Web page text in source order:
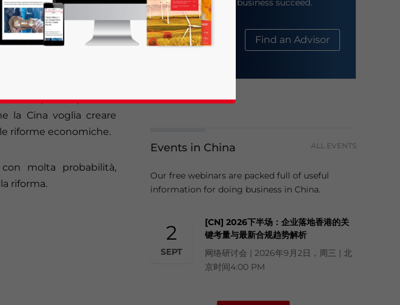
lo scorso 12
Bohai (Tianjin, Pechino
Pearl River delta (nel
del paese: pratiche
la Cina voglia creare
riforme economiche.
molta probabilità,
riforma.
help your business succeed.
About Us Find an Advisor
Events in China ALL EVENTS
Our free webinars are packed full of useful
information for doing business in China.
2
SEPT
[CN] 2026下半场：企业落地香港的关
键考量与最新合规趋势解析
网络研讨会 | 2026年9月2日，周三 | 北
京时间4:00 PM
Statement for this website. Please send me business news and updates for Asia!